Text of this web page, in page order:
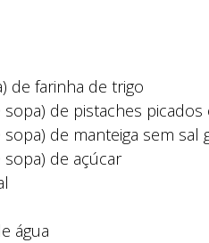
de farinha de trigo
sopa) de pistaches
de manteiga sem sal
de açúcar
água